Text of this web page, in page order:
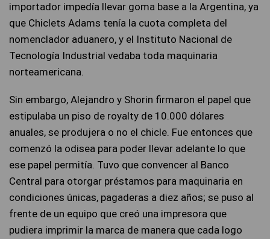
importador impedía llevar goma base a la Argentina, ya
que Chiclets Adams tenía la cuota completa del
nomenclador aduanero, y el Instituto Nacional de
Tecnología Industrial vedaba toda maquinaria
norteamericana.
Sin embargo, Alejandro y Shorin firmaron el papel que
estipulaba un piso de royalty de 10.000 dólares
anuales, se produjera o no el chicle. Fue entonces que
comenzó la odisea para poder llevar adelante lo que
ese papel permitía. Tuvo que convencer al Banco
Central para otorgar préstamos para maquinaria en
condiciones únicas, pagaderas a diez años; se puso al
frente de un equipo que creó una impresora que
pudiera imprimir la marca de manera que cada logo